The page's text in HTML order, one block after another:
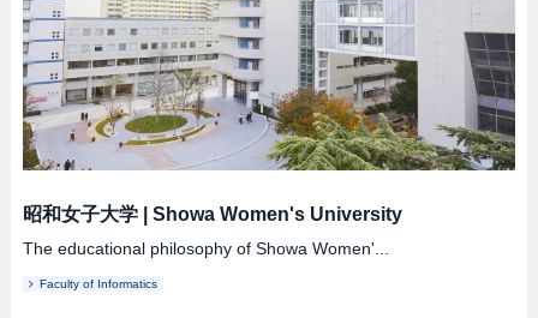
昭和女子大学| Showa Women's University
The educational philosophy of Showa Women'...
Faculty of Informatics